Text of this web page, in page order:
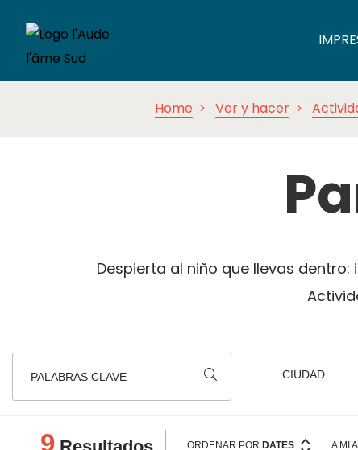
Home Ver y hacer
Despierta al niño que llevas
PALABRAS CLAVE
9 ORDENAR POR DATES A MI